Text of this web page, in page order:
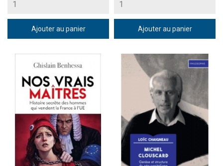
Ajouter au panier Ajouter au panier